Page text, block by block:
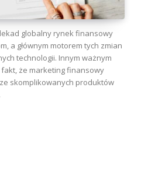
globalny rynek finansowy
a głównym motorem tych zmian
technologii. Innym ważnym
że marketing finansowy
skomplikowanych produktów